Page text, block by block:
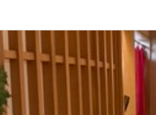
明石海鮮居酒屋 海翔 明
ホールスタッフ・サー
ホールスタッフ・サービススタ